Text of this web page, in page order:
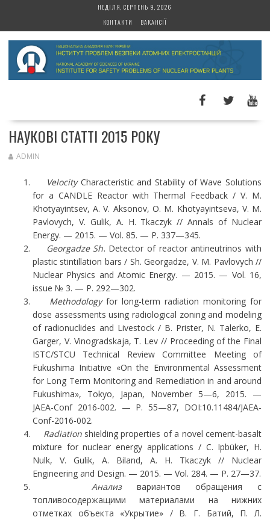
i
НЕДІЛЯ, СЕРПЕНЬ 9, 2026
КОНТАКТИ
ВАКАНСІЇ
НАУКОВІ СТАТТІ 2015 РОКУ
ADMIN
Velocity Characteristic and Stability of Wave Solutions
for a CANDLE Reactor with Thermal Feedback / V. M.
Khotyayintsev, A. V. Aksonov, O. M. Khotyayintseva, V. M.
Pavlovych, V. Gulik, A. H. Tkaczyk // Annals of Nuclear
Energy. — 2015. — Vol. 85. — Р. 337—345.
Georgadze Sh. Detector of reactor antineutrinos with
plastic stintillation bars / Sh. Georgadze, V. M. Pavlovych //
Nuclear Physics and Atomic Energy. — 2015. — Vol. 16,
issue № 3. — P. 292—302.
Methodology for long-term radiation monitoring for
dose assessments using radiological zoning and modeling
of radionuclides and Livestock / B. Prister, N. Talerko, E.
Garger, V. Vinogradskaja, T. Lev // Proceeding of the Final
ISTC/STCU Technical Review Committee Meeting of
Fukushima Initiative «On the Environmental Assessment
for Long Term Monitoring and Remediation in and around
Fukushima», Tokyo, Japan, November 5—6, 2015. —
JAEA-Conf 2016-002. — P. 55—87, DOI:10.11484/JAEA-
Сonf-2016-002.
Radiation shielding properties of a novel cement-basalt
mixture for nuclear energy applications / C. Ipbüker, H.
Nulk, V. Gulik, A. Biland, A. H. Tkaczyk // Nuclear
Engineering and Design. — 2015. — Vol. 284. — Р. 27—37.
Анализ вариантов обращения с
топливосодержащими материалами на нижних
отметках объекта «Укрытие» / В. Г. Батий, П. Л.